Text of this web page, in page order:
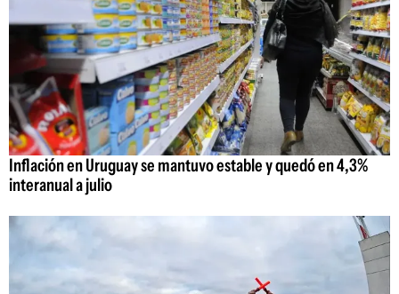
Inflación en Uruguay se mantuvo estable y quedó en 4,3%
interanual a julio